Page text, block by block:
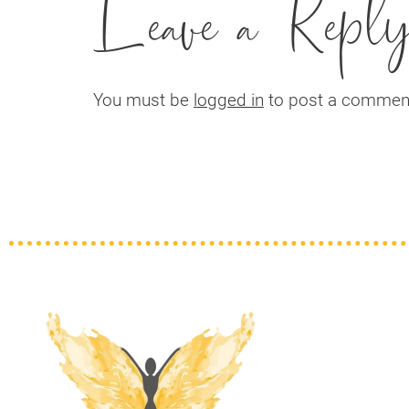
Leave a
You must be logged in to post a